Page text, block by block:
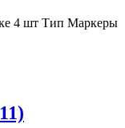
4 шт Тип Маркеры